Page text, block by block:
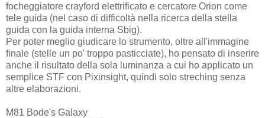
focheggiatore crayford elettrificato e cercatore Orion come
tele guida (nel caso di difficoltà nella ricerca della stella
guida con la guida interna Sbig).
Per poter meglio giudicare lo strumento, oltre all'immagine
finale (stelle un po' troppo pasticciate), ho pensato di inserire
anche il risultato della sola luminanza a cui ho applicato un
semplice STF con Pixinsight, quindi solo streching senza
altre elaborazioni.
M81 Bode's Galaxy